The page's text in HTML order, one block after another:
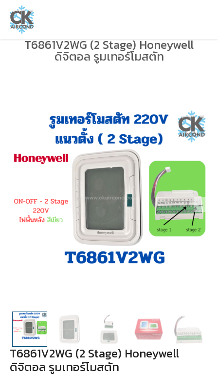
T6861V2WG (2 Stage) Honeywell
ดิจิตอล รูมเทอร์โมสตัท
T6861V2WG (2 Stage) Honeywell
ดิจิตอล รูมเทอร์โมสตัท